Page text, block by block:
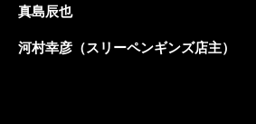
真島辰也
河村幸彦（スリーペンギンズ店主）